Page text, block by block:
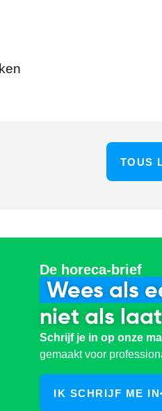
TOUS
De horeca-brief
Wees als
niet als
Schrijf je in op onze
gemaakt voor
IK SCHRIJF ME IN